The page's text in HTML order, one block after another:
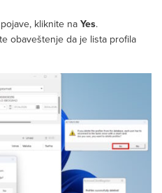
kliknite na Yes.
obaveštenje da je lista profila